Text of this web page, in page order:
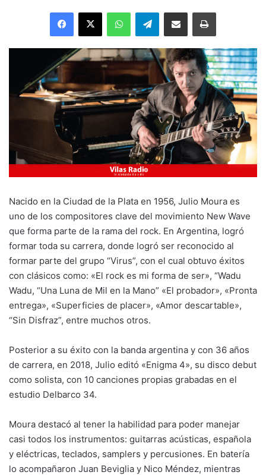
Facebook
X WhatsAppTelegramEnviar vía email Imprimir
Nacido en la Ciudad de la Plata en 1956, Julio Moura es
uno de los compositores clave del movimiento New Wave
que forma parte de la rama del rock. En Argentina, logró
formar toda su carrera, donde logró ser reconocido al
formar parte del grupo “Virus”, con el cual obtuvo éxitos
con clásicos como: «El rock es mi forma de ser», “Wadu
Wadu, “Una Luna de Mil en la Mano” «El probador», «Pronta
entrega», «Superficies de placer», «Amor descartable»,
“Sin Disfraz”, entre muchos otros.
Posterior a su éxito con la banda argentina y con 36 años
de carrera, en 2018, Julio editó «Enigma 4», su disco debut
como solista, con 10 canciones propias grabadas en el
estudio Delbarco 34.
Moura destacó al tener la habilidad para poder manejar
casi todos los instrumentos: guitarras acústicas, española
y eléctricas, teclados, samplers y percusiones. En batería
lo acompañaron Juan Beviglia y Nico Méndez, mientras